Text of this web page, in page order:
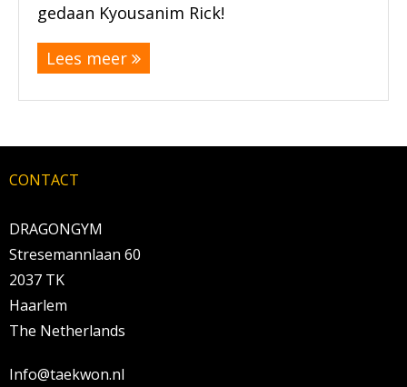
gedaan Kyousanim Rick!
Lees meer
CONTACT
DRAGONGYM
Stresemannlaan 60
2037 TK
Haarlem
The Netherlands
Info@taekwon.nl